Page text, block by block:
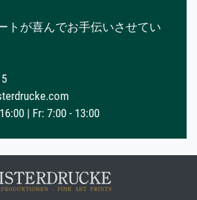
トが喜んでお手伝いさせてい
| Fr: 7:00 - 13:00